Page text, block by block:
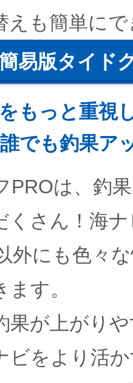
えも簡単に
易版タイド
もっと重視
でも釣果ア
PROは、釣
くさん！海
外にも色々
す。
果が上がり
ビをより活